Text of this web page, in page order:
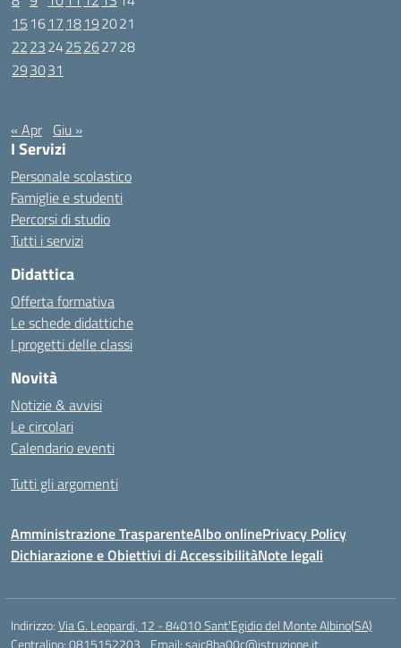
15 1617 18192021
22232425262728
293031
« Apr Giu »
I Servizi
Personale scolastico
Famiglie e studenti
Percorsi di studio
Tutti i servizi
Didattica
Offerta formativa
Le schede didattiche
I progetti delle classi
Novità
Notizie & avvisi
Le circolari
Calendario eventi
Tutti gli argomenti
Amministrazione TrasparenteAlbo onlinePrivacy Policy
Dichiarazione e Obiettivi di AccessibilitàNote legali
Indirizzo:Via G. Leopardi, 12 - 84010 Sant’Egidio del Monte Albino(SA)
Centralino:0815152203 Email:saic8ba00c@istruzione.it